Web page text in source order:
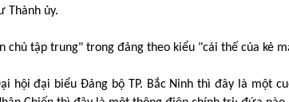
Thành ủy.
chủ tập trung" trong đảng theo kiểu "cái thế của kẻ
hội đại biểu Đảng bộ TP. Bắc Ninh thì đây là một